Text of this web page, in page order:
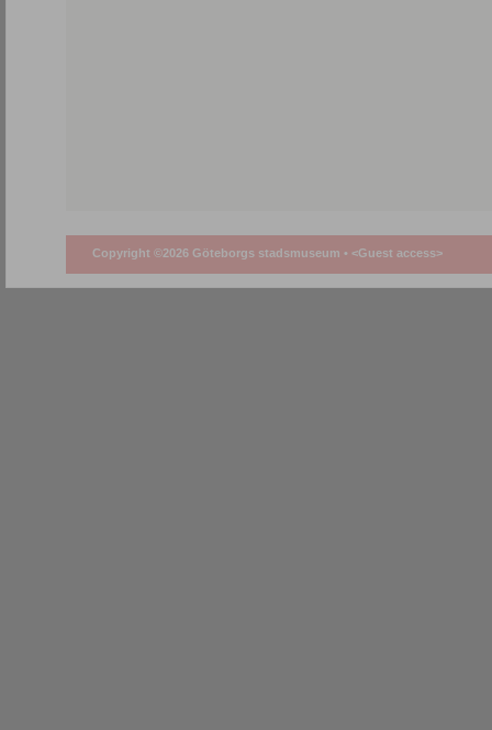
Copyright ©2026 Göteborgs stadsmuseum • <Guest access>